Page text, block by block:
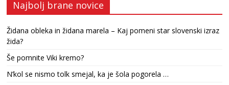
Najbolj brane novice
Židana obleka in židana marela – Kaj pomeni star slovenski izraz
žida?
Še pomnite Viki kremo?
N’kol se nismo tolk smejal, ka je šola pogorela …